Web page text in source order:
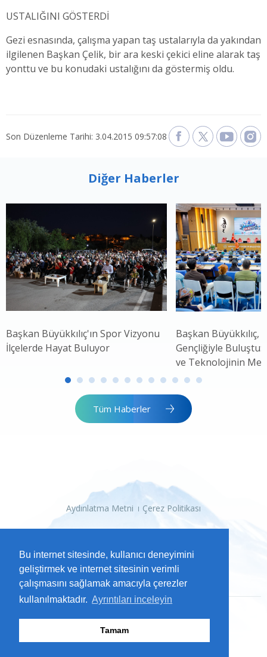
Bu internet sitesinde, kullanıcı deneyimini
geliştirmek ve internet sitesinin verimli
çalışmasını sağlamak amacıyla çerezler
kullanılmaktadır. Ayrıntıları inceleyin
Tamam
USTALIĞINI GÖSTERDİ
Gezi esnasında, çalışma yapan taş ustalarıyla da yakından
ilgilenen Başkan Çelik, bir ara keski çekici eline alarak taş
yonttu ve bu konudaki ustalığını da göstermiş oldu.
Son Düzenleme Tarihi: 3.04.2015 09:57:08
Diğer Haberler
Başkan Büyükkılıç'ın Spor Vizyonu
İlçelerde Hayat Buluyor
Başkan Büyükkılıç,
Gençliğiyle Buluştu:
ve Teknolojinin
Tüm Haberler
Aydınlatma Metni Çerez Politikası
2026 Kayseri Büyükşehir Belediyesi